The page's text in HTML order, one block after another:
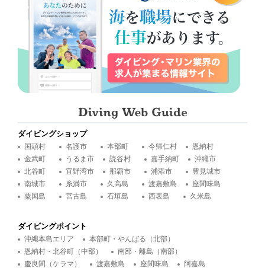
ダイビングショップ
国頭村 名護市 本部町 今帰仁村
恩納村
金武町
うるま市 読谷村 嘉手納町
沖縄市
北谷町
宜野湾市 那覇市 浦添市
豊見城市
南城市
糸満市 久高島 渡嘉敷島
座間味島
粟国島
宮古島 石垣島 西表島 久米島
ダイビングポイント
沖縄本島エリア
本部町・やんばる（北部）
恩納村・北谷町（中部）
南部・離島（南部）
慶良間（ケラマ）
渡嘉敷島 座間味島 阿嘉島